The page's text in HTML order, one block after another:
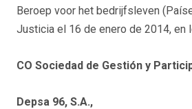
Beroep voor het bedrijfsleven
Justicia el 16 de enero de 2014, en
CO Sociedad de Gestión y
Depsa 96, S.A.,